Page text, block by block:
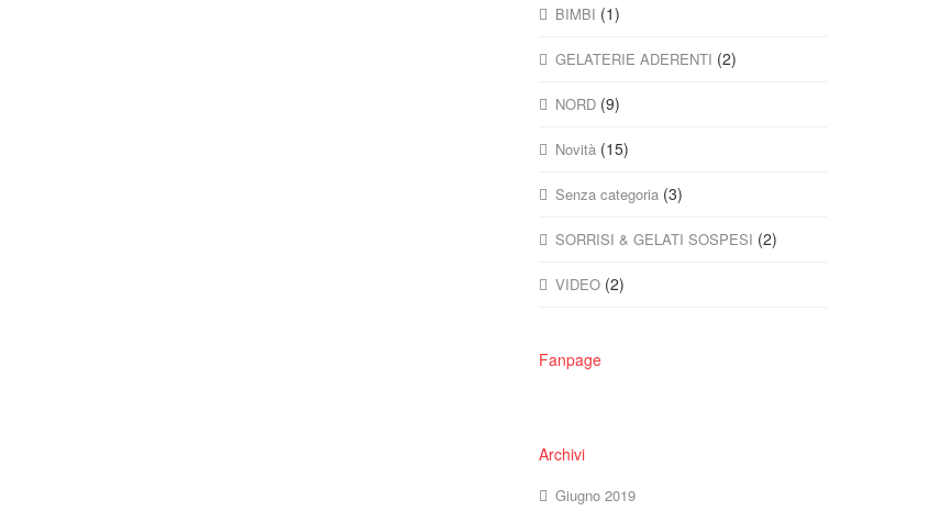
BIMBI (1)
GELATERIE ADERENTI (2)
NORD(9)
Novità(15)
Senza categoria(3)
SORRISI & GELATI SOSPESI (2)
VIDEO(2)
Fanpage
Archivi
Giugno 2019